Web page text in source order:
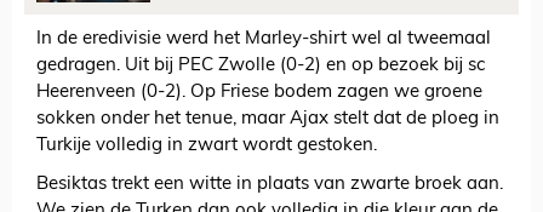
In de eredivisie werd het Marley-shirt wel al tweemaal
gedragen. Uit bij PEC Zwolle (0-2) en op bezoek bij sc
Heerenveen (0-2). Op Friese bodem zagen we groene
sokken onder het tenue, maar Ajax stelt dat de ploeg in
Turkije volledig in zwart wordt gestoken.
Besiktas trekt een witte in plaats van zwarte broek aan.